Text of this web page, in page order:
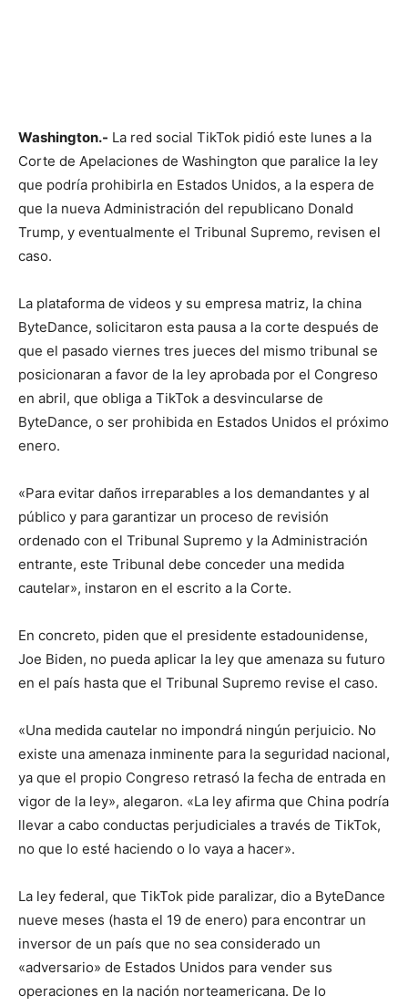
Washington.- La red social TikTok pidió este lunes a la
Corte de Apelaciones de Washington que paralice la ley
que podría prohibirla en Estados Unidos, a la espera de
que la nueva Administración del republicano Donald
Trump, y eventualmente el Tribunal Supremo, revisen el
caso.
La plataforma de videos y su empresa matriz, la china
ByteDance, solicitaron esta pausa a la corte después de
que el pasado viernes tres jueces del mismo tribunal se
posicionaran a favor de la ley aprobada por el Congreso
en abril, que obliga a TikTok a desvincularse de
ByteDance, o ser prohibida en Estados Unidos el próximo
enero.
«Para evitar daños irreparables a los demandantes y al
público y para garantizar un proceso de revisión
ordenado con el Tribunal Supremo y la Administración
entrante, este Tribunal debe conceder una medida
cautelar», instaron en el escrito a la Corte.
En concreto, piden que el presidente estadounidense,
Joe Biden, no pueda aplicar la ley que amenaza su futuro
en el país hasta que el Tribunal Supremo revise el caso.
«Una medida cautelar no impondrá ningún perjuicio. No
existe una amenaza inminente para la seguridad nacional,
ya que el propio Congreso retrasó la fecha de entrada en
vigor de la ley», alegaron. «La ley afirma que China podría
llevar a cabo conductas perjudiciales a través de TikTok,
no que lo esté haciendo o lo vaya a hacer».
La ley federal, que TikTok pide paralizar, dio a ByteDance
nueve meses (hasta el 19 de enero) para encontrar un
inversor de un país que no sea considerado un
«adversario» de Estados Unidos para vender sus
operaciones en la nación norteamericana. De lo